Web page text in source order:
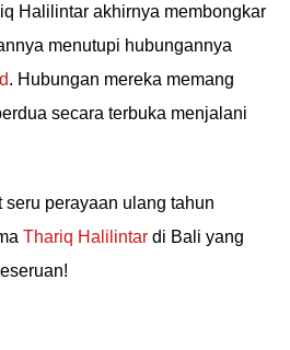
Sindiran!
aja sampai
acara
Halilintar akhirnya membongkar
menutupi hubungannya
. Hubungan mereka memang
secara terbuka menjalani
seru perayaan ulang tahun
Thariq Halilintar di Bali yang